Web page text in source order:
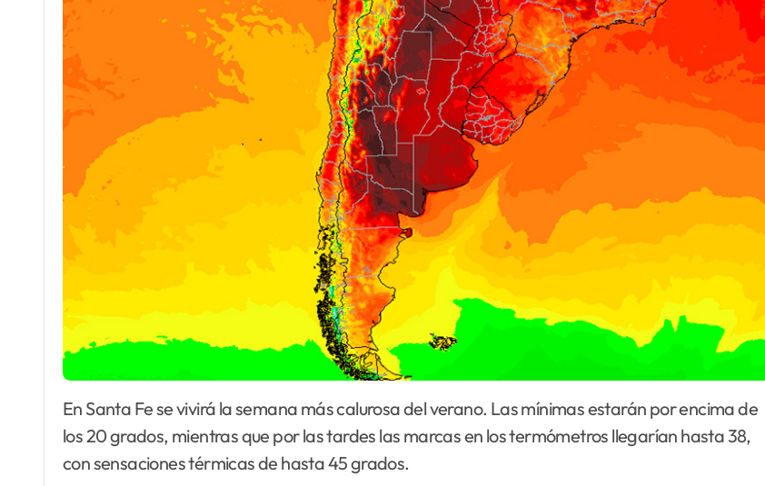
En Santa Fe se vivirá la semana más calurosa del verano. Las mínimas estarán por encima de
los 20 grados, mientras que por las tardes las marcas en los termómetros llegarían hasta 38,
con sensaciones térmicas de hasta 45 grados.